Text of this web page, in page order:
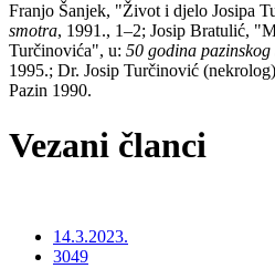
Franjo Šanjek, "Život i djelo Josipa
smotra, 1991., 1–2; Josip Bratulić,
Turčinovića", u: 50 godina pazinskog
1995.; Dr. Josip Turčinović
Pazin 1990.
Vezani članci
14.3.2023.
3049